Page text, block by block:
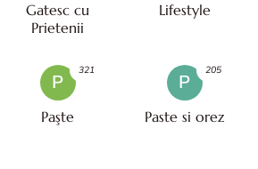
Gatesc cu
Prietenii
Lifestyle
P
Paşte
321
P
Paste si orez
205